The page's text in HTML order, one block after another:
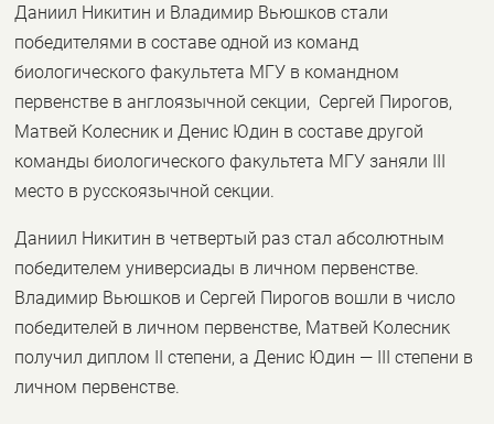
Даниил Никитин и Владимир Вьюшков стали
победителями в составе одной из команд
биологического факультета МГУ в командном
первенстве в англоязычной секции, Сергей Пирогов,
Матвей Колесник и Денис Юдин в составе другой
команды биологического факультета МГУ заняли III
место в русскоязычной секции.
Даниил Никитин в четвертый раз стал абсолютным
победителем универсиады в личном первенстве.
Владимир Вьюшков и Сергей Пирогов вошли в число
победителей в личном первенстве, Матвей Колесник
получил диплом II степени, а Денис Юдин — III степени в
личном первенстве.